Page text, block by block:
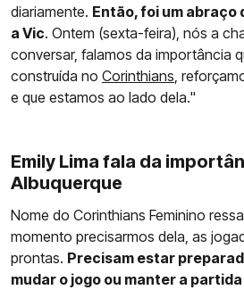
diariamente. Então, foi um abraço
a Vic. Ontem (sexta-feira), nós a
conversar, falamos da importância
construída no Corinthians ,
e que estamos ao lado dela."
Emily Lima fala da
Albuquerque
Nome do Corinthians Feminino
momento precisarmos dela, as
prontas. Precisam estar
mudar o jogo ou manter a